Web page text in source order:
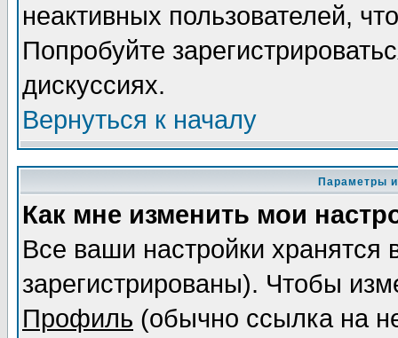
неактивных пользователей,
Попробуйте
дискуссиях.
Вернуться к началу
Параметры
Как мне изменить мои
Все ваши настройки
зарегистрированы). Чтобы
Профиль (обычно ссылка на